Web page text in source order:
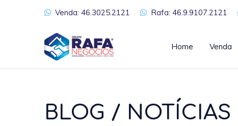
Venda: 46.3025.2121 Rafa: 46.9.9107.2121
Home Venda
BLOG / NOTÍCIAS